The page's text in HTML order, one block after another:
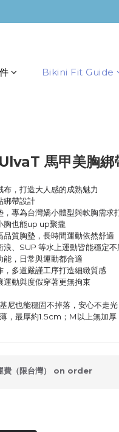
Bikini Fit Guide
UlvaT 馬甲美胸綁
布，打造大人感的成熟魅力
綁帶設計
，專為台灣嬌小體型與軟胸需求
胸也能up up聚攏
品質胸墊，長時間運動依然舒適
浪、SUP 等水上運動皆能穩定不
能，日常與運動都合適
，多道嚴謹工序打造細緻質感
運動與度假穿著更無拘束
尼也能穩固不掉落，安心不走光
，最厚約1.5cm；M以上無加厚
費（限台灣） on order